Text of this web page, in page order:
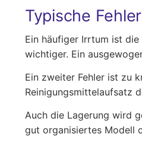
Typische
Ein häufiger Irrtum ist
wichtiger. Ein
Ein zweiter Fehler ist zu
Reinigungsmittelaufsatz
Auch die Lagerung wird
gut organisiertes Modell